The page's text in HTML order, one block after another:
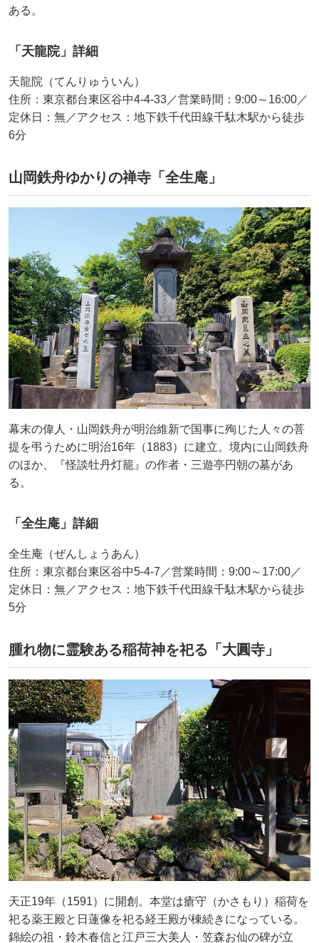
ある。
「天龍院」詳細
天龍院（てんりゅういん）
住所：東京都台東区谷中4-4-33／営業時間：9:00～16:00／
定休日：無／アクセス：地下鉄千代田線千駄木駅から徒歩
6分
山岡鉄舟ゆかりの禅寺「全生庵」
幕末の偉人・山岡鉄舟が明治維新で国事に殉じた人々の菩
提を弔うために明治16年（1883）に建立。境内に山岡鉄舟
のほか、『怪談牡丹灯籠』の作者・三遊亭円朝の墓があ
る。
「全生庵」詳細
全生庵（ぜんしょうあん）
住所：東京都台東区谷中5-4-7／営業時間：9:00～17:00／
定休日：無／アクセス：地下鉄千代田線千駄木駅から徒歩
5分
腫れ物に霊験ある稲荷神を祀る「大圓寺」
天正19年（1591）に開創。本堂は瘡守（かさもり）稲荷を
祀る薬王殿と日蓮像を祀る経王殿が棟続きになっている。
錦絵の祖・鈴木春信と江戸三大美人・笠森お仙の碑が立